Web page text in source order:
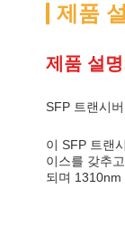
제품
제품 설
SFP 트랜시
이 SFP 트랜
이스를 갖추
되며 1310nm